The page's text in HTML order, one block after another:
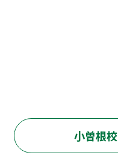
小曽根